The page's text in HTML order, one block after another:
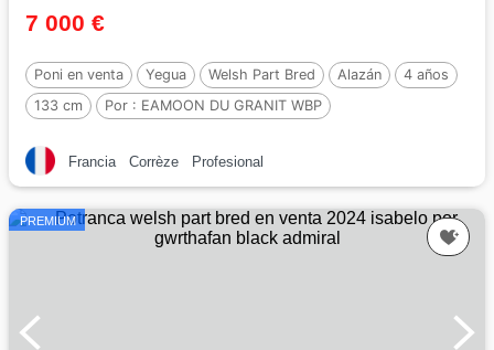
7 000 €
Poni en venta Yegua Welsh Part Bred Alazán
4 años
133 cm
Por : EAMOON DU GRANIT WBP
Francia Corrèze Profesional
PREMIUM